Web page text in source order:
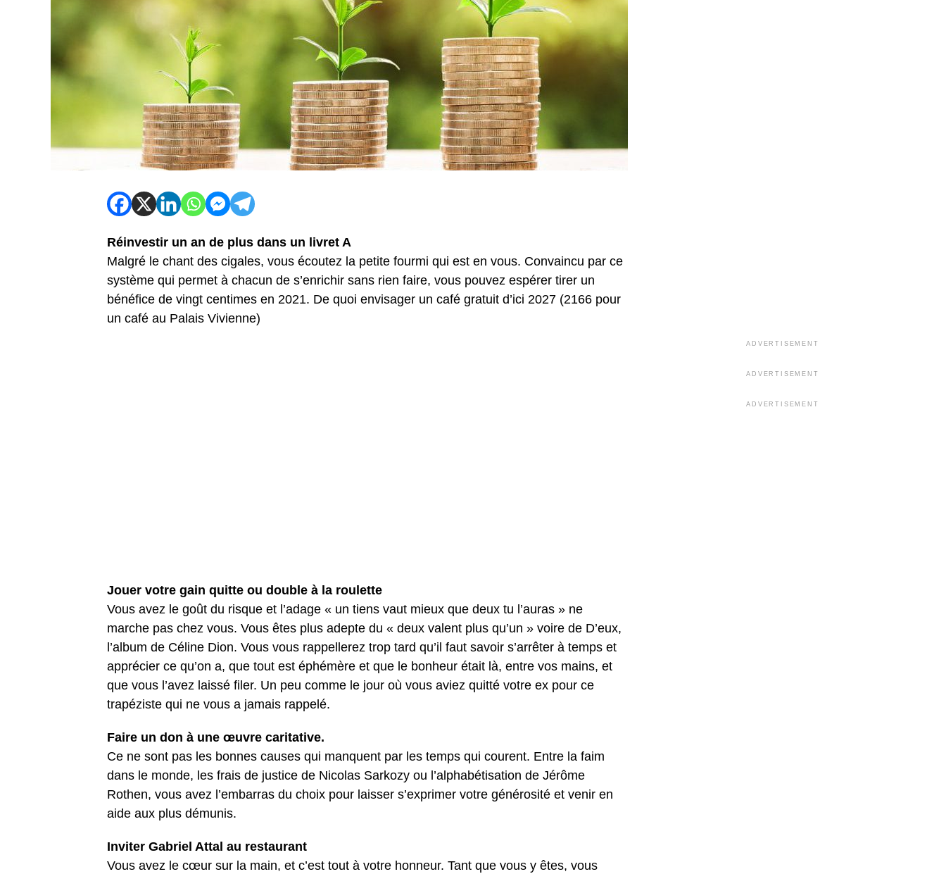
Réinvestir un an de plus dans un livret A
Malgré le chant des cigales, vous écoutez la petite fourmi qui est en vous. Convaincu par ce
système qui permet à chacun de s’enrichir sans rien faire, vous pouvez espérer tirer un
bénéfice de vingt centimes en 2021. De quoi envisager un café gratuit d’ici 2027 (2166 pour
un café au Palais Vivienne)
Jouer votre gain quitte ou double à la roulette
Vous avez le goût du risque et l’adage « un tiens vaut mieux que deux tu l’auras » ne
marche pas chez vous. Vous êtes plus adepte du « deux valent plus qu’un » voire de D’eux,
l’album de Céline Dion. Vous vous rappellerez trop tard qu’il faut savoir s’arrêter à temps et
apprécier ce qu’on a, que tout est éphémère et que le bonheur était là, entre vos mains, et
que vous l’avez laissé filer. Un peu comme le jour où vous aviez quitté votre ex pour ce
trapéziste qui ne vous a jamais rappelé.
Faire un don à une œuvre caritative.
Ce ne sont pas les bonnes causes qui manquent par les temps qui courent. Entre la faim
dans le monde, les frais de justice de Nicolas Sarkozy ou l’alphabétisation de Jérôme
Rothen, vous avez l’embarras du choix pour laisser s’exprimer votre générosité et venir en
aide aux plus démunis.
Inviter Gabriel Attal au restaurant
Vous avez le cœur sur la main, et c’est tout à votre honneur. Tant que vous y êtes, vous
ADVERTISEMENT
ADVERTISEMENT
ADVERTISEMENT